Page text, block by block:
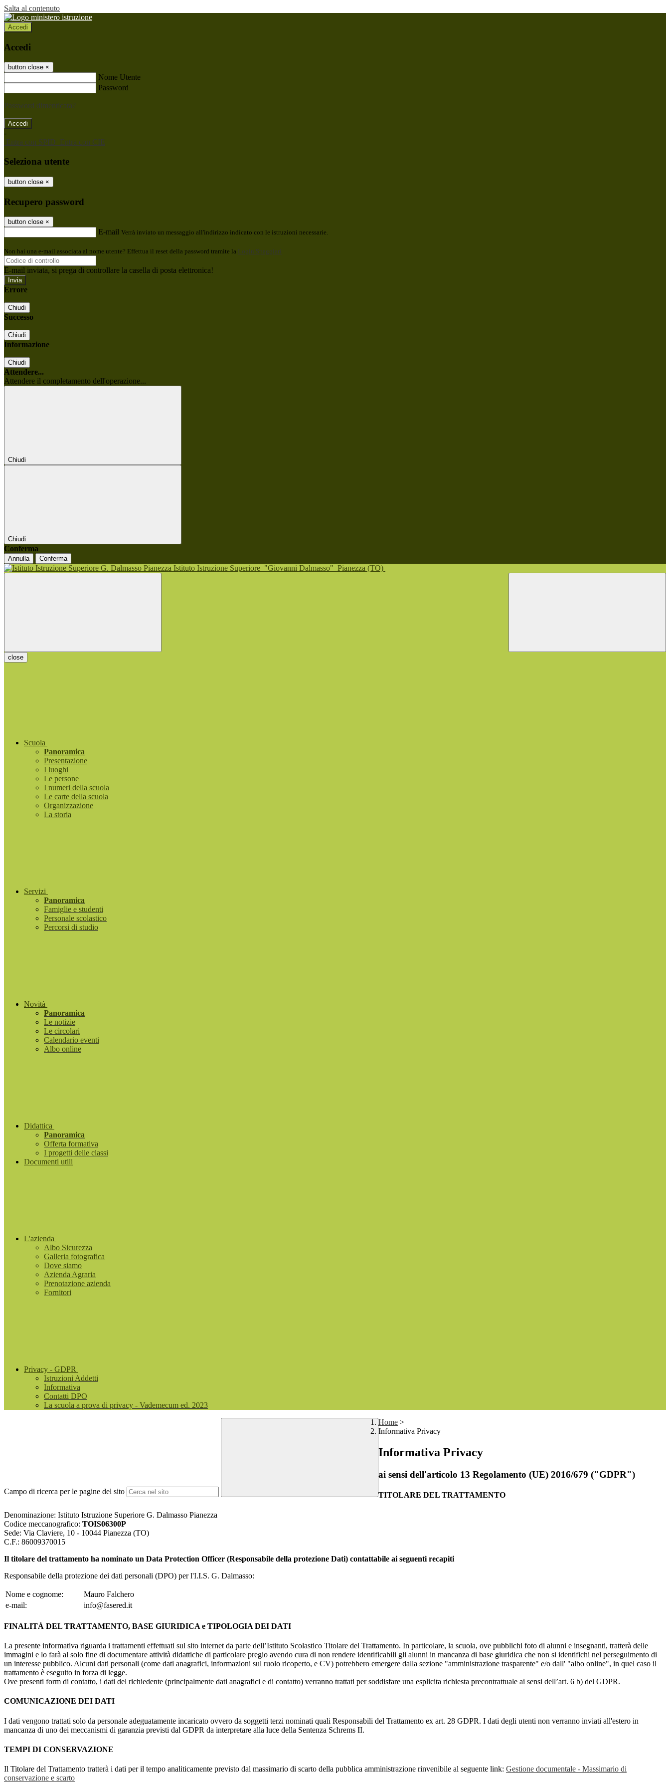
Salta al contenuto
Accedi
Accedi
button close ×
Nome Utente
Password
Password dimenticata?
-
Entra con SPID Entra con CIE
Seleziona utente
button close ×
Recupero password
button close ×
E-mail Verrà inviato un messaggio all'indirizzo indicato con le istruzioni necessarie.
Non hai una e-mail associata al nome utente? Effettua il reset della password tramite la Login Spaggiari
E-mail inviata, si prega di controllare la casella di posta elettronica!
Errore
Chiudi
Successo
Chiudi
Informazione
Chiudi
Attendere...
Attendere il completamento dell'operazione...
Chiudi
Chiudi
Conferma
Annulla Conferma
Istituto Istruzione Superiore "Giovanni Dalmasso" Pianezza (TO)
close
Scuola
Panoramica
Presentazione
I luoghi
Le persone
I numeri della scuola
Le carte della scuola
Organizzazione
La storia
Servizi
Panoramica
Famiglie e studenti
Personale scolastico
Percorsi di studio
Novità
Panoramica
Le notizie
Le circolari
Calendario eventi
Albo online
Didattica
Panoramica
Offerta formativa
I progetti delle classi
Documenti utili
L'azienda
Albo Sicurezza
Galleria fotografica
Dove siamo
Azienda Agraria
Prenotazione azienda
Fornitori
Privacy - GDPR
Istruzioni Addetti
Informativa
Contatti DPO
La scuola a prova di privacy - Vademecum ed. 2023
Campo di ricerca per le pagine del sito
Home >
Informativa Privacy
Informativa Privacy
ai sensi dell'articolo 13 Regolamento (UE) 2016/679 ("GDPR")
TITOLARE DEL TRATTAMENTO
Denominazione: Istituto Istruzione Superiore G. Dalmasso Pianezza
Codice meccanografico: TOIS06300P
Sede: Via Claviere, 10 - 10044 Pianezza (TO)
C.F.: 86009370015
Il titolare del trattamento ha nominato un Data Protection Officer (Responsabile della protezione Dati) contattabile ai seguenti recapiti
Responsabile della protezione dei dati personali (DPO) per l'I.I.S. G. Dalmasso:
Nome e cognome:
Mauro Falchero
e-mail:
info@fasered.it
FINALITÀ DEL TRATTAMENTO, BASE GIURIDICA e TIPOLOGIA DEI DATI
La presente informativa riguarda i trattamenti effettuati sul sito internet da parte dell’Istituto Scolastico Titolare del Trattamento. In particolare, la scuola, ove pubblichi foto di alunni e insegnanti, tratterà delle
immagini e lo farà al solo fine di documentare attività didattiche di particolare pregio avendo cura di non rendere identificabili gli alunni in mancanza di base giuridica che non si identifichi nel perseguimento di
un interesse pubblico. Alcuni dati personali (come dati anagrafici, informazioni sul ruolo ricoperto, e CV) potrebbero emergere dalla sezione "amministrazione trasparente" e/o dall' "albo online", in quel caso il
trattamento è eseguito in forza di legge.
Ove presenti form di contatto, i dati del richiedente (principalmente dati anagrafici e di contatto) verranno trattati per soddisfare una esplicita richiesta precontrattuale ai sensi dell’art. 6 b) del GDPR.
COMUNICAZIONE DEI DATI
I dati vengono trattati solo da personale adeguatamente incaricato ovvero da soggetti terzi nominati quali Responsabili del Trattamento ex art. 28 GDPR. I dati degli utenti non verranno inviati all'estero in
mancanza di uno dei meccanismi di garanzia previsti dal GDPR da interpretare alla luce della Sentenza Schrems II.
TEMPI DI CONSERVAZIONE
Il Titolare del Trattamento tratterà i dati per il tempo analiticamente previsto dal massimario di scarto della pubblica amministrazione rinvenibile al seguente link: Gestione documentale - Massimario di
conservazione e scarto